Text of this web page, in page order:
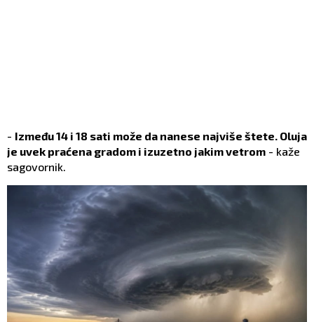
- Između 14 i 18 sati može da nanese najviše štete. Oluja
je uvek praćena gradom i izuzetno jakim vetrom - kaže
sagovornik.